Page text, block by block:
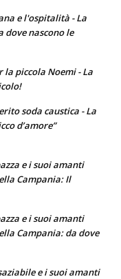
e l'ospitalità - La
dove nascono le
piccola Noemi - La
soda caustica - La
d’amore”
e i suoi amanti
Campania: Il
e i suoi amanti
Campania: da dove
e i suoi amanti